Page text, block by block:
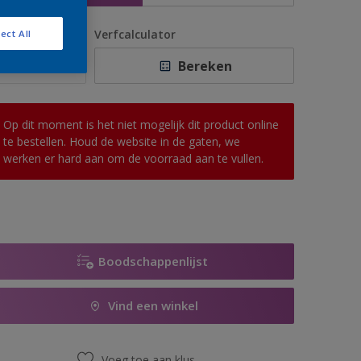
Verfcalculator
Bereken
Op dit moment is het niet mogelijk dit product online
te bestellen. Houd de website in de gaten, we
werken er hard aan om de voorraad aan te vullen.
Boodschappenlijst
Vind een winkel
All